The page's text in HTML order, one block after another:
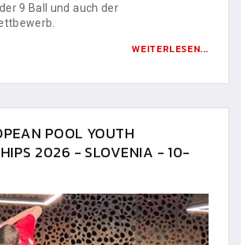
9 Ball und auch der
WEITERLESEN...
POOL YOUTH
2026 - SLOVENIA - 10-